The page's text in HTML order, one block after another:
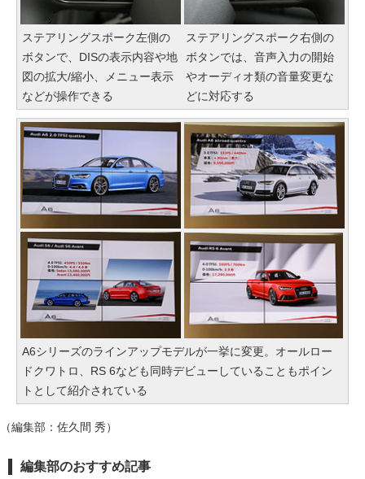
ステアリングスポーク左側の
ボタンで、DISの表示内容や地
図の拡大/縮小、メニュー表示
などが操作できる
ステアリングスポーク右側の
ボタンでは、音声入力の開始
やオーディオ類の音量変更な
どに対応する
A6シリーズのラインアップモデルが一挙に変更。オールロー
ドクワトロ、RS 6なども同時デビューしていることもポイン
トとして紹介されている
（編集部：佐久間 秀）
編集部のおすすめ記事